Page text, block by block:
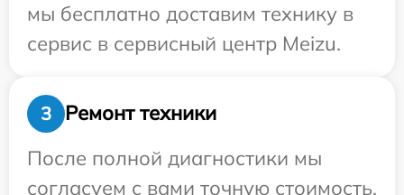
мы бесплатно доставим технику в
сервис в сервисный центр Meizu.
3
Ремонт техники
После полной диагностики мы
согласуем с вами точную стоимость,